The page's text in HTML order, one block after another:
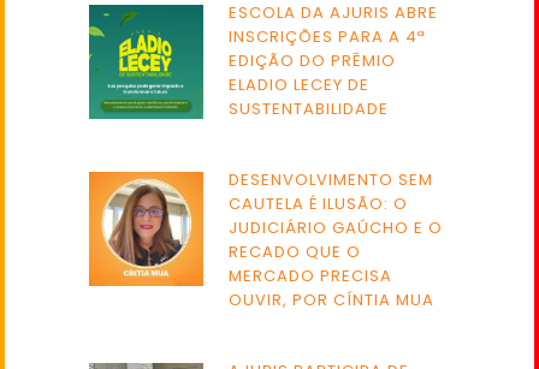
ESCOLA DA AJURIS ABRE
INSCRIÇÕES PARA A 4ª
EDIÇÃO DO PRÊMIO
ELADIO LECEY DE
SUSTENTABILIDADE
DESENVOLVIMENTO SEM
CAUTELA É ILUSÃO: O
JUDICIÁRIO GAÚCHO E O
RECADO QUE O
MERCADO PRECISA
OUVIR, POR CÍNTIA MUA